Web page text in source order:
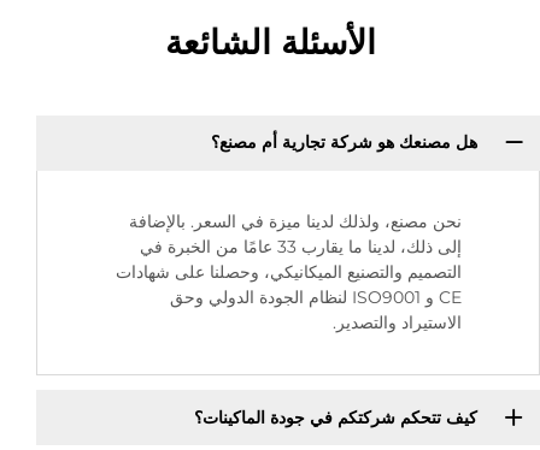
الأسئلة الشائعة
هل مصنعك هو شركة تجارية أم مصنع؟
نحن مصنع، ولذلك لدينا ميزة في السعر. بالإضافة
إلى ذلك، لدينا ما يقارب 33 عامًا من الخبرة في
التصميم والتصنيع الميكانيكي، وحصلنا على شهادات
CE و ISO9001 لنظام الجودة الدولي وحق
الاستيراد والتصدير.
كيف تتحكم شركتكم في جودة الماكينات؟